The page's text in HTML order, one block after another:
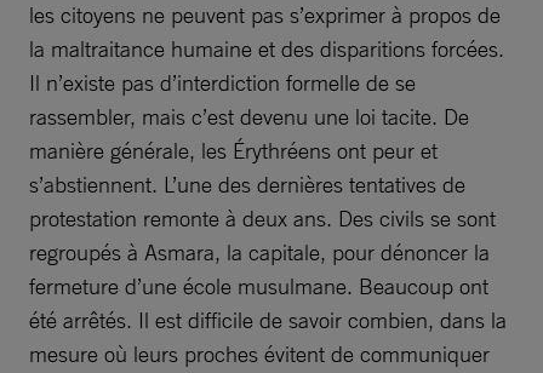
les citoyens ne peuvent pas s’exprimer à propos de
la maltraitance humaine et des disparitions forcées.
Il n’existe pas d’interdiction formelle de se
rassembler, mais c’est devenu une loi tacite. De
manière générale, les Érythréens ont peur et
s’abstiennent. L’une des dernières tentatives de
protestation remonte à deux ans. Des civils se sont
regroupés à Asmara, la capitale, pour dénoncer la
fermeture d’une école musulmane. Beaucoup ont
été arrêtés. Il est difficile de savoir combien, dans la
mesure où leurs proches évitent de communiquer